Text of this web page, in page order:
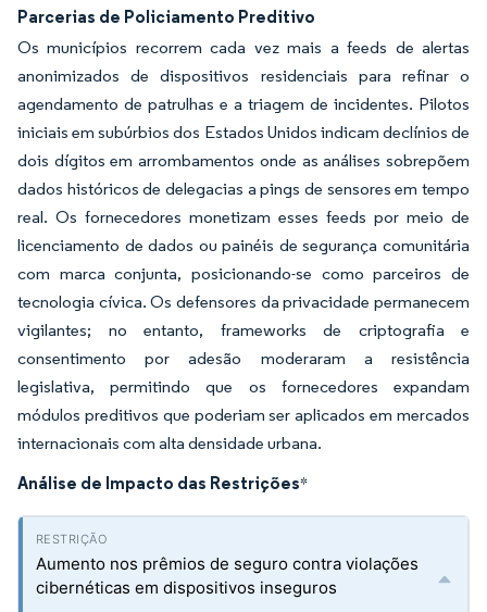
Parcerias de Policiamento Preditivo
Os municípios recorrem cada vez mais a feeds de alertas
anonimizados de dispositivos residenciais para refinar o
agendamento de patrulhas e a triagem de incidentes. Pilotos
iniciais em subúrbios dos Estados Unidos indicam declínios de
dois dígitos em arrombamentos onde as análises sobrepõem
dados históricos de delegacias a pings de sensores em tempo
real. Os fornecedores monetizam esses feeds por meio de
licenciamento de dados ou painéis de segurança comunitária
com marca conjunta, posicionando-se como parceiros de
tecnologia cívica. Os defensores da privacidade permanecem
vigilantes; no entanto, frameworks de criptografia e
consentimento por adesão moderaram a resistência
legislativa, permitindo que os fornecedores expandam
módulos preditivos que poderiam ser aplicados em mercados
internacionais com alta densidade urbana.
Análise de Impacto das Restrições*
Aumento nos prêmios de seguro contra violações
cibernéticas em dispositivos inseguros